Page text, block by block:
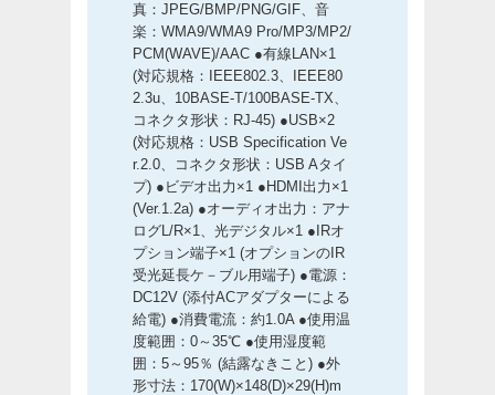
真：JPEG/BMP/PNG/GIF、音
楽：WMA9/WMA9 Pro/MP3/MP2/
PCM(WAVE)/AAC ●有線LAN×1
(対応規格：IEEE802.3、IEEE80
2.3u、10BASE-T/100BASE-TX、
コネクタ形状：RJ-45) ●USB×2
(対応規格：USB Specification Ve
r.2.0、コネクタ形状：USB Aタイ
プ) ●ビデオ出力×1 ●HDMI出力×1
(Ver.1.2a) ●オーディオ出力：アナ
ログL/R×1、光デジタル×1 ●IRオ
プション端子×1 (オプションのIR
受光延長ケ－ブル用端子) ●電源：
DC12V (添付ACアダプターによる
給電) ●消費電流：約1.0A ●使用温
度範囲：0～35℃ ●使用湿度範
囲：5～95％ (結露なきこと) ●外
形寸法：170(W)×148(D)×29(H)m